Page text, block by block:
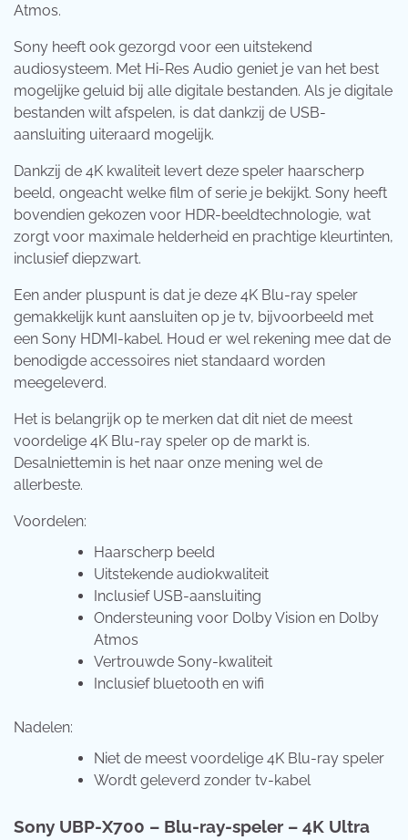
Atmos.
Sony heeft ook gezorgd voor een uitstekend
audiosysteem. Met Hi-Res Audio geniet je van het best
mogelijke geluid bij alle digitale bestanden. Als je digitale
bestanden wilt afspelen, is dat dankzij de USB-
aansluiting uiteraard mogelijk.
Dankzij de 4K kwaliteit levert deze speler haarscherp
beeld, ongeacht welke film of serie je bekijkt. Sony heeft
bovendien gekozen voor HDR-beeldtechnologie, wat
zorgt voor maximale helderheid en prachtige kleurtinten,
inclusief diepzwart.
Een ander pluspunt is dat je deze 4K Blu-ray speler
gemakkelijk kunt aansluiten op je tv, bijvoorbeeld met
een Sony HDMI-kabel. Houd er wel rekening mee dat de
benodigde accessoires niet standaard worden
meegeleverd.
Het is belangrijk op te merken dat dit niet de meest
voordelige 4K Blu-ray speler op de markt is.
Desalniettemin is het naar onze mening wel de
allerbeste.
Voordelen:
Haarscherp beeld
Uitstekende audiokwaliteit
Inclusief USB-aansluiting
Ondersteuning voor Dolby Vision en Dolby
Atmos
Vertrouwde Sony-kwaliteit
Inclusief bluetooth en wifi
Nadelen:
Niet de meest voordelige 4K Blu-ray speler
Wordt geleverd zonder tv-kabel
Sony UBP-X700 – Blu-ray-speler – 4K Ultra